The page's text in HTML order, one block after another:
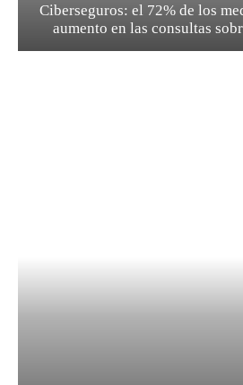
Ciberseguros: el 72% de los
aumento en las consultas